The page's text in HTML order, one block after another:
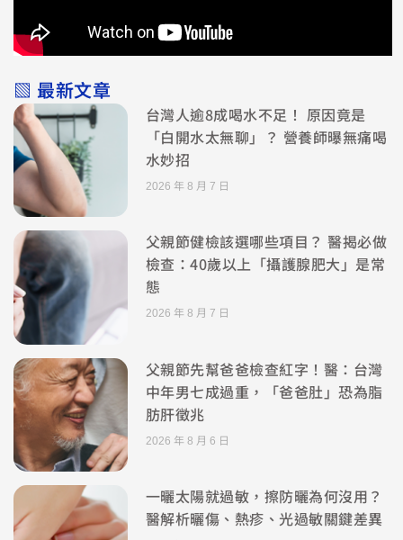
▧ 最新文章
台灣人逾8成喝水不足！ 原因竟是
「白開水太無聊」？ 營養師曝無痛喝
水妙招
2026 年 8 月 7 日
父親節健檢該選哪些項目？ 醫揭必做
檢查：40歲以上「攝護腺肥大」是常
態
2026 年 8 月 7 日
父親節先幫爸爸檢查紅字！醫：台灣
中年男七成過重，「爸爸肚」恐為脂
肪肝徵兆
2026 年 8 月 6 日
一曬太陽就過敏，擦防曬為何沒用？
醫解析曬傷、熱疹、光過敏關鍵差異